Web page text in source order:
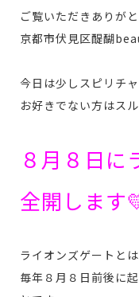
ご覧いただきありがと
京都市伏見区醍醐
今日は少しスピリチ
お好きでない方はス
８月８日に
全開します
ライオンズゲートとは
毎年８月８日前後に